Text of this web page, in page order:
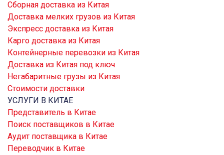
Сборная доставка из Китая
Доставка мелких грузов из Китая
Экспресс доставка из Китая
Карго доставка из Китая
Контейнерные перевозки из Китая
Доставка из Китая под ключ
Негабаритные грузы из Китая
Стоимости доставки
УСЛУГИ В КИТАЕ
Представитель в Китае
Поиск поставщиков в Китае
Аудит поставщика в Китае
Переводчик в Китае